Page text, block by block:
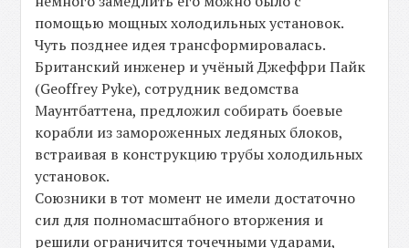
помощью мощных холодильных установок.
Чуть позднее идея трансформировалась.
Британский инженер и учёный Джеффри Пайк
(Geoffrey Pyke), сотрудник ведомства
Маунтбаттена, предложил собирать боевые
корабли из замороженных ледяных блоков,
встраивая в конструкцию трубы холодильных
установок.
Союзники в тот момент не имели достаточно
сил для полномасштабного вторжения и
решили ограничится точечными ударами,